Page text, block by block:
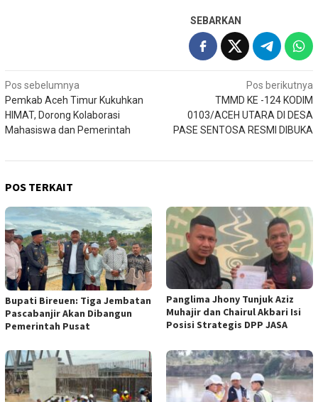
SEBARKAN
Navigasi
pos
Pos sebelumnya
Pemkab Aceh Timur Kukuhkan
HIMAT, Dorong Kolaborasi
Mahasiswa dan Pemerintah
Pos berikutnya
TMMD KE -124 KODIM
0103/ACEH UTARA DI DESA
PASE SENTOSA RESMI DIBUKA
POS TERKAIT
Bupati Bireuen: Tiga Jembatan
Pascabanjir Akan Dibangun
Pemerintah Pusat
Panglima Jhony Tunjuk Aziz
Muhajir dan Chairul Akbari Isi
Posisi Strategis DPP JASA